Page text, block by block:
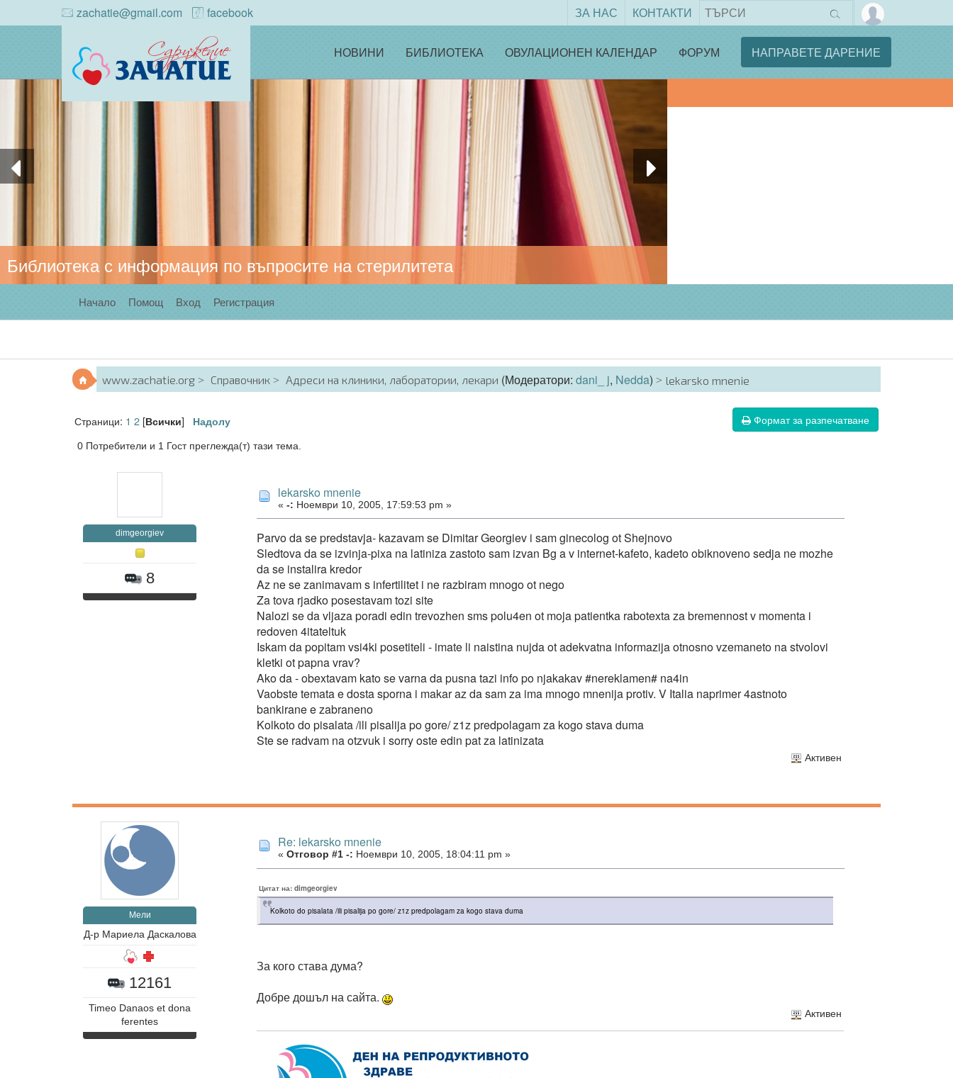
zachatie@gmail.com facebook ЗА НАС КОНТАКТИ
НОВИНИ БИБЛИОТЕКА ОВУЛАЦИОНЕН КАЛЕНДАР ФОРУМ НАПРАВЕТЕ ДАРЕНИЕ
Библиотека с информация по въпросите на стерилитета
Начало Помощ Вход Регистрация
www.zachatie.org Справочник Адреси на клиники, лаборатории, лекари (Модератори:dani_ j, Nedda) lekarsko mnenie
Формат за разпечатване
Страници: 1 2[Всички] Надолу
0 Потребители и 1 Гост преглежда(т) тази тема.
dimgeorgiev
8
lekarsko mnenie
« -: Ноември 10, 2005, 17:59:53 pm »
Parvo da se predstavja- kazavam se Dimitar Georgiev i sam ginecolog ot Shejnovo
Sledtova da se izvinja-pixa na latiniza zastoto sam izvan Bg a v internet-kafeto, kadeto obiknoveno sedja ne mozhe
da se instalira kredor
Az ne se zanimavam s infertilitet i ne razbiram mnogo ot nego
Za tova rjadko posestavam tozi site
Nalozi se da vljaza poradi edin trevozhen sms polu4en ot moja patientka rabotexta za bremennost v momenta i
redoven 4itateltuk
Iskam da popitam vsi4ki posetiteli - imate li naistina nujda ot adekvatna informazija otnosno vzemaneto na stvolovi
kletki ot papna vrav?
Ako da - obextavam kato se varna da pusna tazi info po njakakav #nereklamen# na4in
Vaobste temata e dosta sporna i makar az da sam za ima mnogo mnenija protiv. V Italia naprimer 4astnoto
bankirane e zabraneno
Kolkoto do pisalata /ili pisalija po gore/ z1z predpolagam za kogo stava duma
Ste se radvam na otzvuk i sorry oste edin pat za latinizata
Активен
Мели
Д-р Мариела Даскалова
12161
Timeo Danaos et dona
ferentes
Re: lekarsko mnenie
« Отговор #1 -: Ноември 10, 2005, 18:04:11 pm »
Цитат на: dimgeorgiev
Kolkoto do pisalata /ili pisalija po gore/ z1z predpolagam za kogo stava duma
За кого става дума?
Добре дошъл на сайта.
Активен